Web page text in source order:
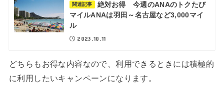
関連記事
絶対お得 今週のANAのトクたび
マイルANAは羽田～名古屋など3,000マイ
ル
2023.10.11
どちらもお得な内容なので、利用できるときには積極的
に利用したいキャンペーンになります。